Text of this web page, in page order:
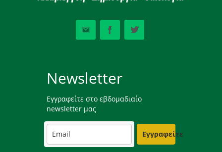
Newsletter
Εγγραφείτε στο εβδομαδιαίο
newsletter μας
Εγγραφείτε